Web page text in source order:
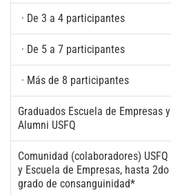
· De 3 a 4 participantes
· De 5 a 7 participantes
· Más de 8 participantes
Graduados Escuela de Empresas y
Alumni USFQ
Comunidad (colaboradores) USFQ
y Escuela de Empresas, hasta 2do
grado de consanguinidad*